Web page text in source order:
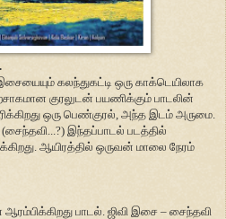
கலந்துகட்டி ஒரு காக்டெயிலாக
குரலுடன் பயணிக்கும் பாடலின்
ஒரு பெண்குரல், அந்த இடம் அருமை.
இந்தப்பாடல் படத்தில்
ஆயிரத்தில் ஒருவன் மாலை நேரம்
பாடல். ஜிவி இசை – சைந்தவி